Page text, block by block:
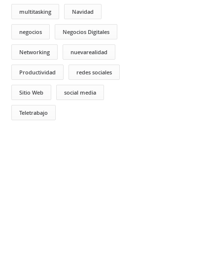
multitasking Navidad
negocios Negocios Digitales
Networking nuevarealidad
Productividad redes sociales
Sitio Web social media
Teletrabajo